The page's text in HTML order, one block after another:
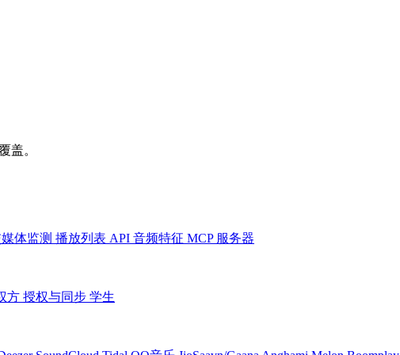
盖。
体监测 播放列表 API 音频特征 MCP 服务器
方 授权与同步 学生